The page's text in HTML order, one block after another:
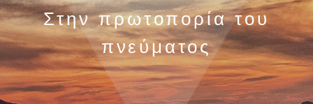
Στην πρωτοπορία του
πνεύματος